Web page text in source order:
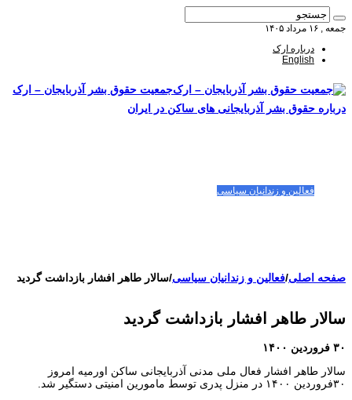
جمعه , ۱۶ مرداد ۱۴۰۵
درباره ارک
English
جمعیت حقوق بشر آذربایجان – ارک
درباره حقوق بشر آذربایجانی های ساکن در ایران
فعالین و زندانیان سیاسی
صفحه اصلی/فعالین و زندانیان سیاسی/سالار طاهر افشار بازداشت گردید
سالار طاهر افشار بازداشت گردید
۳۰ فروردین ۱۴۰۰
سالار طاهر افشار فعال ملی مدنی آذربایجانی ساکن اورمیه امروز
۳۰فروردین ۱۴۰۰ در منزل پدری توسط مامورین امنیتی دستگیر شد.